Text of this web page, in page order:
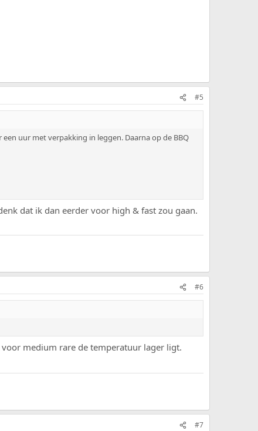
#5
uur met verpakking in leggen. Daarna op de BBQ
dat ik dan eerder voor high & fast zou gaan.
#6
medium rare de temperatuur lager ligt.
#7